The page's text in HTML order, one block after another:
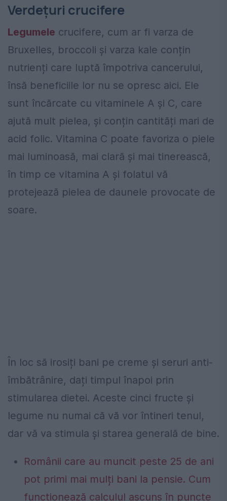
Verdețuri crucifere
Legumele crucifere, cum ar fi varza de
Bruxelles, broccoli și varza kale conțin
nutrienți care luptă împotriva cancerului,
însă beneficiile lor nu se opresc aici. Ele
sunt încărcate cu vitaminele A și C, care
ajută mult pielea, și conțin cantități mari de
acid folic. Vitamina C poate favoriza o piele
mai luminoasă, mai clară și mai tinerească,
în timp ce vitamina A și folatul vă
protejează pielea de daunele provocate de
soare.
În loc să irosiți bani pe creme și seruri anti-
îmbătrânire, dați timpul înapoi prin
stimularea dietei. Aceste cinci fructe și
legume nu numai că vă vor întineri tenul,
dar vă va stimula și starea generală de bine.
Românii care au muncit peste 25 de ani
pot primi mai mulți bani la pensie. Cum
funcționează calculul ascuns în puncte